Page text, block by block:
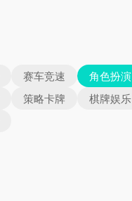
赛车竞速 角色扮演
策略卡牌 棋牌娱乐